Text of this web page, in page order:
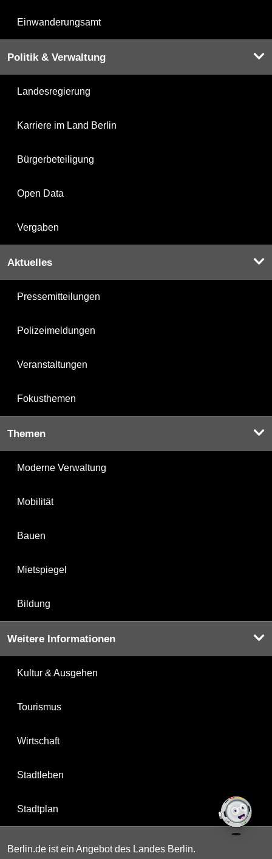
Einwanderungsamt
Politik & Verwaltung
Landesregierung
Karriere im Land Berlin
Bürgerbeteiligung
Open Data
Vergaben
Aktuelles
Pressemitteilungen
Polizeimeldungen
Veranstaltungen
Fokusthemen
Themen
Moderne Verwaltung
Mobilität
Bauen
Mietspiegel
Bildung
Weitere Informationen
Kultur & Ausgehen
Tourismus
Wirtschaft
Stadtleben
Stadtplan
Berlin.de ist ein Angebot des Landes Berlin.